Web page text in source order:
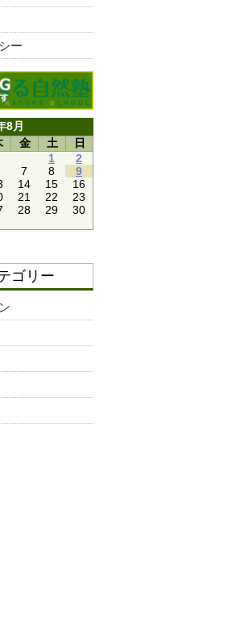
ー
8月
金 土
日
1
2
7 8
9
14 15
16
21 22
23
28 29
30
ゴリー